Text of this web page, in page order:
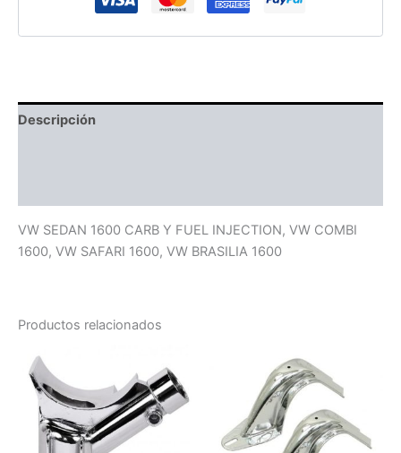
Descripción
VW SEDAN 1600 CARB Y FUEL INJECTION, VW COMBI
1600, VW SAFARI 1600, VW BRASILIA 1600
Productos relacionados